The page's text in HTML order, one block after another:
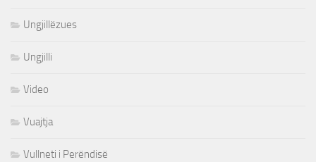
Ungjillëzues
Ungjilli
Video
Vuajtja
Vullneti i Perëndisë